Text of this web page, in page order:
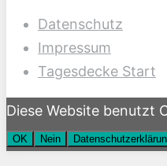
Datenschutz
Impressum
Tagesdecke Start
Diese Website benutzt
OK Nein